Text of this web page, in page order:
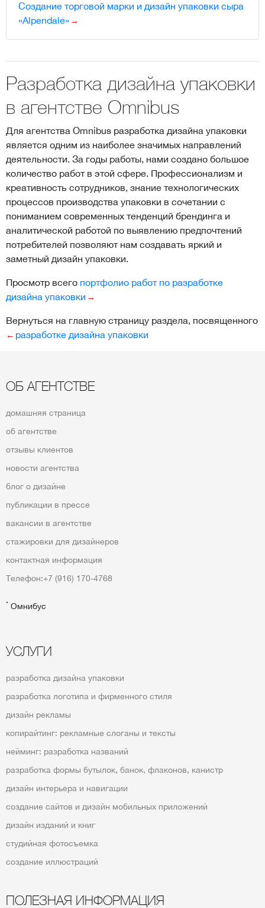
Создание торговой марки и дизайн упаковки сыра
«Alpendale»
Разработка дизайна упаковки
в агентстве Omnibus
Для агентства Omnibus разработка дизайна упаковки
является одним из наиболее значимых направлений
деятельности. За годы работы, нами создано большое
количество работ в этой сфере. Профессионализм и
креативность сотрудников, знание технологических
процессов производства упаковки в сочетании с
пониманием современных тенденций брендинга и
аналитической работой по выявлению предпочтений
потребителей позволяют нам создавать яркий и
заметный дизайн упаковки.
Просмотр всего портфолио работ по разработке
дизайна упаковки
Вернуться на главную страницу раздела, посвященного
разработке дизайна упаковки
ОБ АГЕНТСТВЕ
домашняя страница
об агентстве
отзывы клиентов
новости агентства
блог о дизайне
публикации в прессе
вакансии в агентстве
стажировки для дизайнеров
контактная информация
Телефон:+7 (916) 170-4768
* Омнибус
УСЛУГИ
разработка дизайна упаковки
разработка логотипа и фирменного стиля
дизайн рекламы
копирайтинг: рекламные слоганы и тексты
нейминг: разработка названий
разработка формы бутылок, банок, флаконов, канистр
дизайн интерьера и навигации
создание сайтов и дизайн мобильных приложений
дизайн изданий и книг
студийная фотосъемка
создание иллюстраций
ПОЛЕЗНАЯ ИНФОРМАЦИЯ